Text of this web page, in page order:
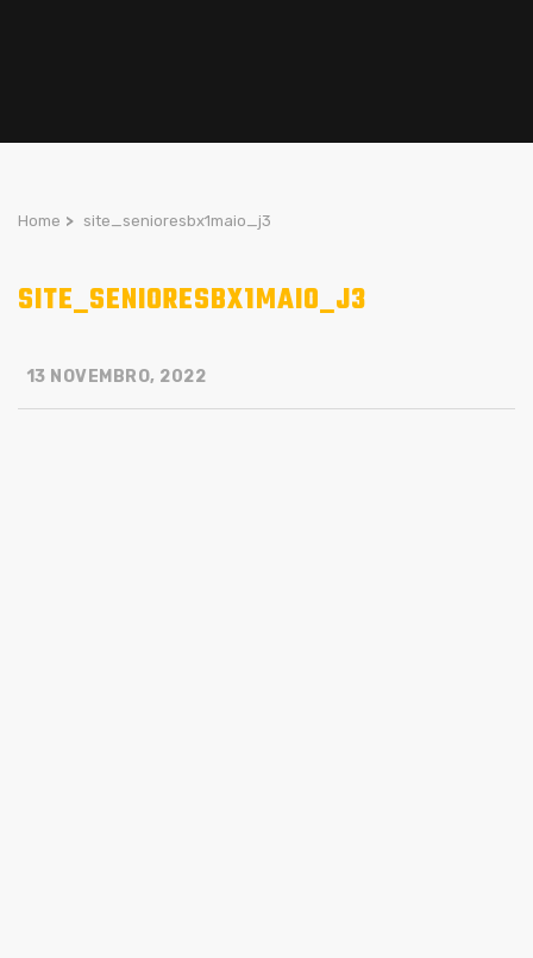
Home > site_senioresbx1maio_j3
SITE_SENIORESBX1MAIO_J3
13 NOVEMBRO, 2022